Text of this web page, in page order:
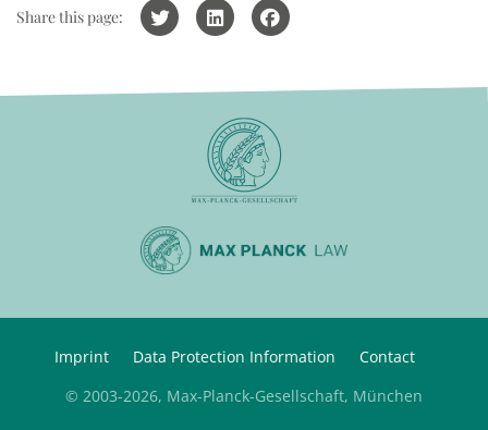
Share this page:
Imprint Data Protection Information
Contact
© 2003-2026, Max-Planck-Gesellschaft, München